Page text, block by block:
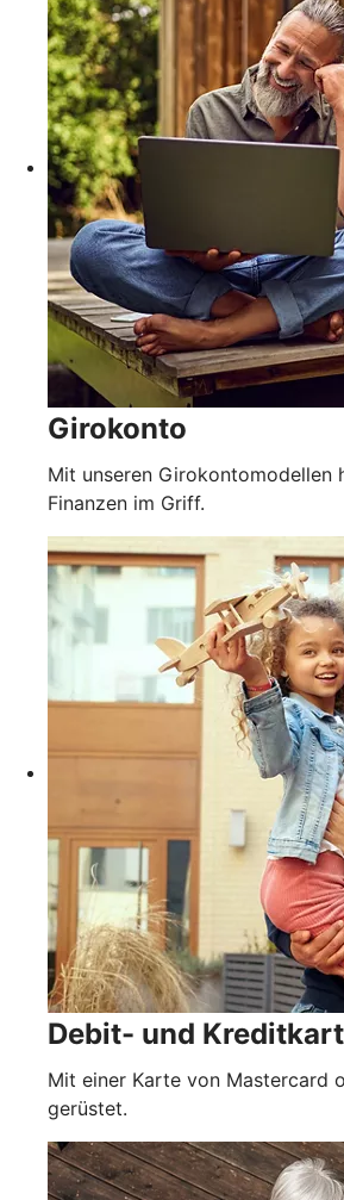
Girokonto
Mit unseren Girokontomodellen
Finanzen im Griff.
Debit- und
Mit einer Karte von Mastercard
gerüstet.